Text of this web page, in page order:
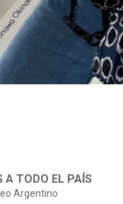
A TODO EL PAÍS
Argentino